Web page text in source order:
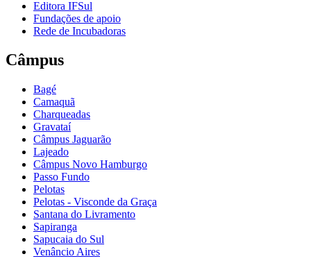
Editora IFSul
Fundações de apoio
Rede de Incubadoras
Câmpus
Bagé
Camaquã
Charqueadas
Gravataí
Câmpus Jaguarão
Lajeado
Câmpus Novo Hamburgo
Passo Fundo
Pelotas
Pelotas - Visconde da Graça
Santana do Livramento
Sapiranga
Sapucaia do Sul
Venâncio Aires